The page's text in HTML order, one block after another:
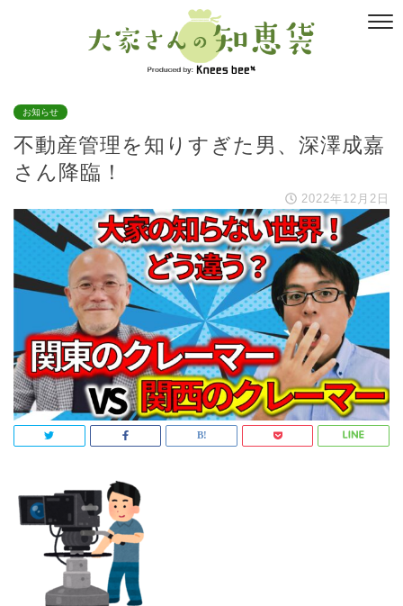
お知らせ
不動産管理を知りすぎた男、深澤成嘉
さん降臨！
2022年12月2日